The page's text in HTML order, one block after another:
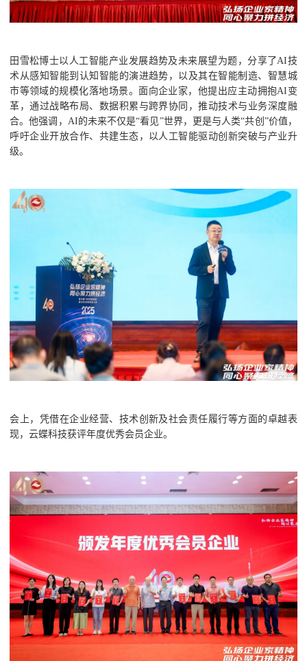
田雪松博士以人工智能产业发展趋势及未来展望为题，分享了AI技
术从感知智能到认知智能的演进趋势，以及其在智能制造、智慧城
市等领域的规模化落地场景。面向企业家，他提出应主动拥抱AI变
革，通过战略布局、数据积累与跨界协同，推动技术与业务深度融
合。他强调，AI的未来不仅是“看见”世界，更是与人类“共创”价值，
呼吁企业开放合作、共建生态，以人工智能驱动创新突破与产业升
级。
会上，凭借在企业经营、技术创新及社会责任履行等方面的卓越表
现，云蝶科技获评年度优秀会员企业。